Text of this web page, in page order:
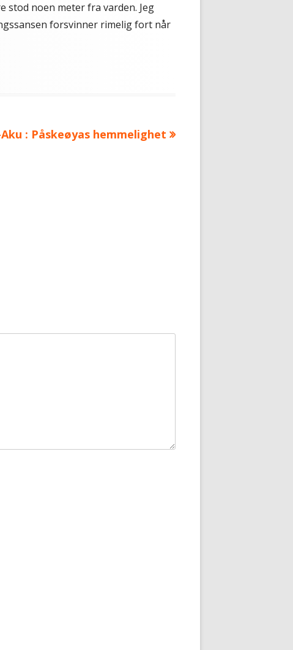
stod noen meter fra varden. Jeg
forsvinner rimelig fort når
: Påskeøyas hemmelighet